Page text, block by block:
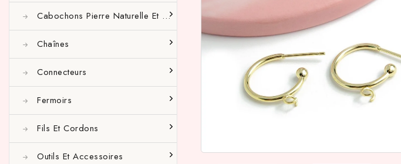
Perles À Écraser Et
Terminaisons De
Rallonge
Cabochons Pierre Naturelle Et Autres
Chaînes
Connecteurs
Fermoirs
Fils Et Cordons
Outils Et Accessoires